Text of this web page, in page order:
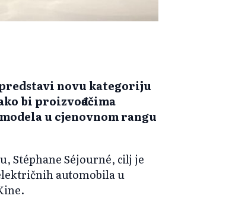
novu kategoriju
bi proizvođačima
u cjenovnom rangu
Stéphane Séjourné, cilj je
automobila u